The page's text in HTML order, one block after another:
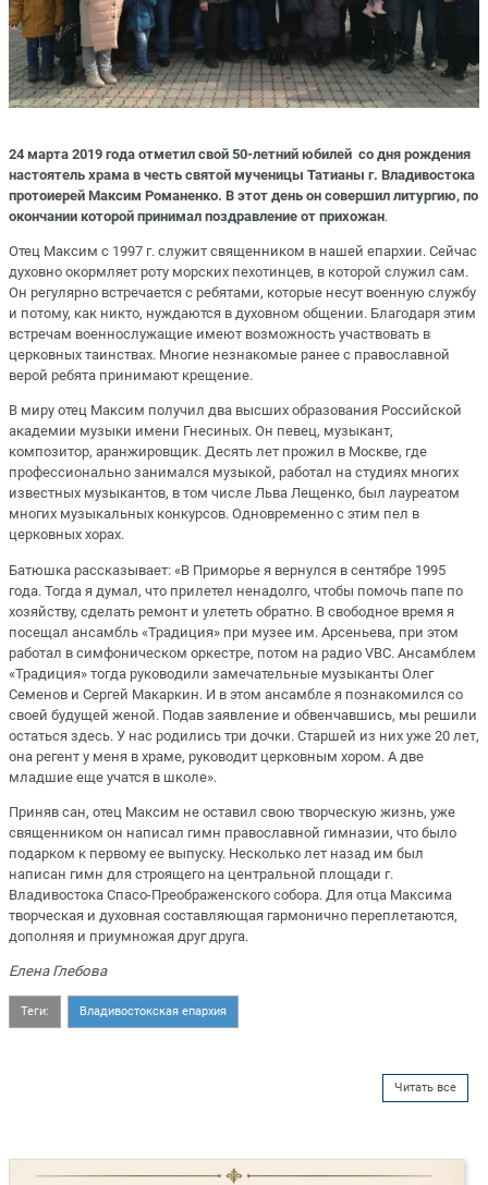
24 марта 2019 года отметил свой 50-летний юбилей со дня рождения
настоятель храма в честь святой мученицы Татианы г. Владивостока
протоиерей Максим Романенко. В этот день он совершил литургию, по
окончании которой принимал поздравление от прихожан.
Отец Максим с 1997 г. служит священником в нашей епархии. Сейчас
духовно окормляет роту морских пехотинцев, в которой служил сам.
Он регулярно встречается с ребятами, которые несут военную службу
и потому, как никто, нуждаются в духовном общении. Благодаря этим
встречам военнослужащие имеют возможность участвовать в
церковных таинствах. Многие незнакомые ранее с православной
верой ребята принимают крещение.
В миру отец Максим получил два высших образования Российской
академии музыки имени Гнесиных. Он певец, музыкант,
композитор, аранжировщик. Десять лет прожил в Москве, где
профессионально занимался музыкой, работал на студиях многих
известных музыкантов, в том числе Льва Лещенко, был лауреатом
многих музыкальных конкурсов. Одновременно с этим пел в
церковных хорах.
Батюшка рассказывает: «В Приморье я вернулся в сентябре 1995
года. Тогда я думал, что прилетел ненадолго, чтобы помочь папе по
хозяйству, сделать ремонт и улететь обратно. В свободное время я
посещал ансамбль «Традиция» при музее им. Арсеньева, при этом
работал в симфоническом оркестре, потом на радио VBC. Ансамблем
«Традиция» тогда руководили замечательные музыканты Олег
Семенов и Сергей Макаркин. И в этом ансамбле я познакомился со
своей будущей женой. Подав заявление и обвенчавшись, мы решили
остаться здесь. У нас родились три дочки. Старшей из них уже 20 лет,
она регент у меня в храме, руководит церковным хором. А две
младшие еще учатся в школе».
Приняв сан, отец Максим не оставил свою творческую жизнь, уже
священником он написал гимн православной гимназии, что было
подарком к первому ее выпуску. Несколько лет назад им был
написан гимн для строящего на центральной площади г.
Владивостока Спасо-Преображенского собора. Для отца Максима
творческая и духовная составляющая гармонично переплетаются,
дополняя и приумножая друг друга.
Елена Глебова
Теги: Владивостокская епархия
Читать все